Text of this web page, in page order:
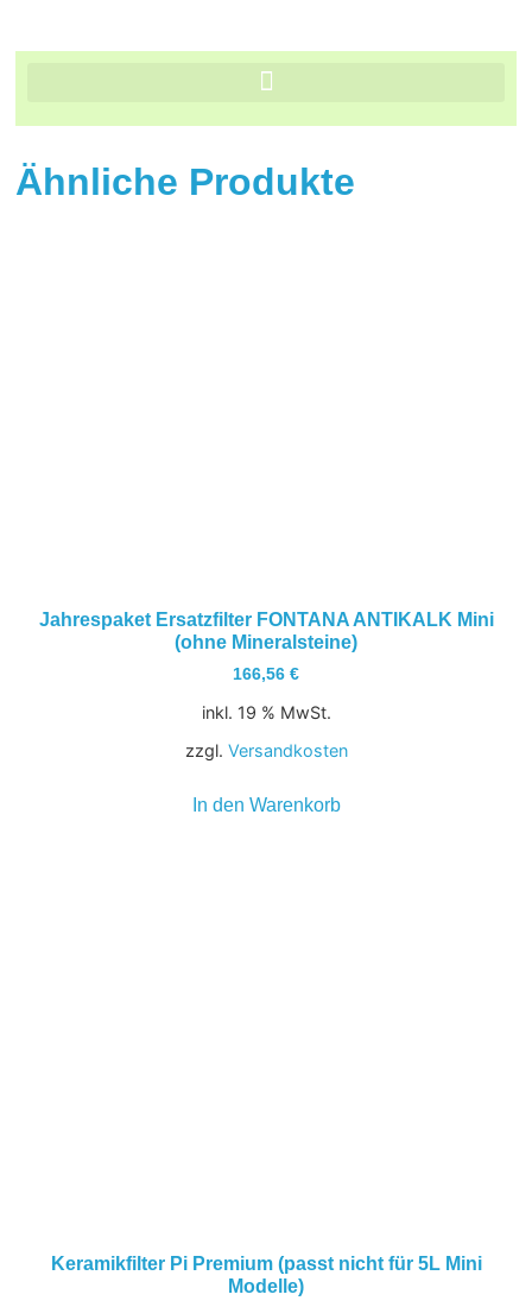
Ähnliche Produkte
Jahrespaket Ersatzfilter FONTANA ANTIKALK Mini
(ohne Mineralsteine)
166,56 €
inkl. 19 % MwSt.
zzgl. Versandkosten
In den Warenkorb
Keramikfilter Pi Premium (passt nicht für 5L Mini
Modelle)